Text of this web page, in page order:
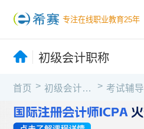
专注在线职业教育25年
初级会计职称
首页 > 初级会计职称 > 考试辅导